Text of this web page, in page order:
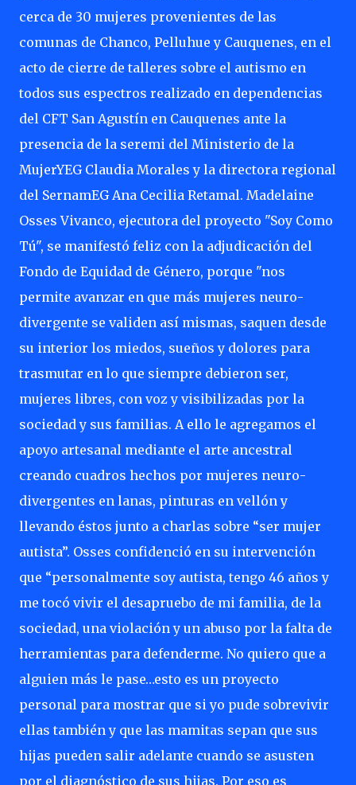
cerca de 30 mujeres provenientes de las
comunas de Chanco, Pelluhue y Cauquenes, en el
acto de cierre de talleres sobre el autismo en
todos sus espectros realizado en dependencias
del CFT San Agustín en Cauquenes ante la
presencia de la seremi del Ministerio de la
MujerYEG Claudia Morales y la directora regional
del SernamEG Ana Cecilia Retamal. Madelaine
Osses Vivanco, ejecutora del proyecto "Soy Como
Tú", se manifestó feliz con la adjudicación del
Fondo de Equidad de Género, porque "nos
permite avanzar en que más mujeres neuro-
divergente se validen así mismas, saquen desde
su interior los miedos, sueños y dolores para
trasmutar en lo que siempre debieron ser,
mujeres libres, con voz y visibilizadas por la
sociedad y sus familias. A ello le agregamos el
apoyo artesanal mediante el arte ancestral
creando cuadros hechos por mujeres neuro-
divergentes en lanas, pinturas en vellón y
llevando éstos junto a charlas sobre “ser mujer
autista”. Osses confidenció en su intervención
que “personalmente soy autista, tengo 46 años y
me tocó vivir el desapruebo de mi familia, de la
sociedad, una violación y un abuso por la falta de
herramientas para defenderme. No quiero que a
alguien más le pase…esto es un proyecto
personal para mostrar que si yo pude sobrevivir
ellas también y que las mamitas sepan que sus
hijas pueden salir adelante cuando se asusten
por el diagnóstico de sus hijas. Por eso es